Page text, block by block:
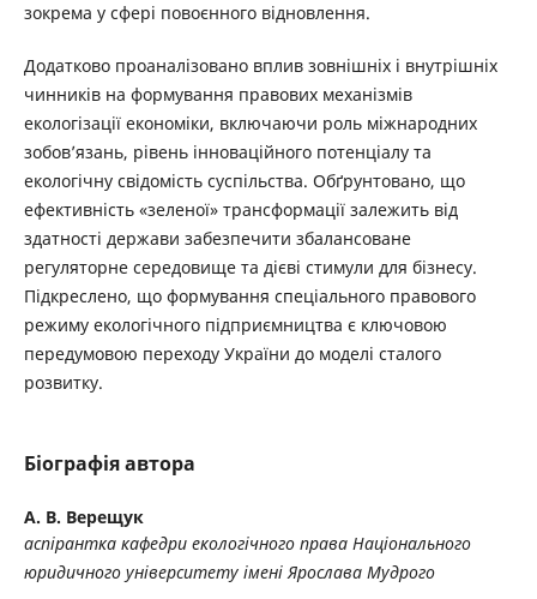
зокрема у сфері повоєнного відновлення.
Додатково проаналізовано вплив зовнішніх і внутрішніх
чинників на формування правових механізмів
екологізації економіки, включаючи роль міжнародних
зобов’язань, рівень інноваційного потенціалу та
екологічну свідомість суспільства. Обґрунтовано, що
ефективність «зеленої» трансформації залежить від
здатності держави забезпечити збалансоване
регуляторне середовище та дієві стимули для бізнесу.
Підкреслено, що формування спеціального правового
режиму екологічного підприємництва є ключовою
передумовою переходу України до моделі сталого
розвитку.
Біографія автора
А. В. Верещук
аспірантка кафедри екологічного права Національного
юридичного університету імені Ярослава Мудрого